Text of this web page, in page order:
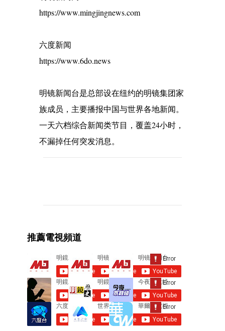
https://www.mingjingnews.com
六度新闻
https://www.6do.news
明镜新闻台是总部设在纽约的明镜集团家
族成员，主要播报中国与世界各地新闻。
一天六档综合新闻类节目，覆盖24小时，
不漏掉任何突发消息。
n
t
s
推薦電視頻道